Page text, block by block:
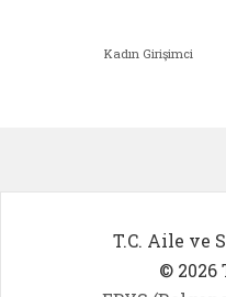
Kadın Girişimci
T.C. Aile ve
© 2026